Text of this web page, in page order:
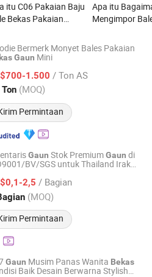
itu C06 Pakaian Baju
Bekas Pakaian
Apa itu
Mengimpor
Pakaian
Bermerk Monyet Bales Pakaian
Gaun Mini
1.500 / Ton AS
(MOQ)
Permintaan
Trade Limited Company
Harga mulai 2022
Gaun Stok PremiumGaun di
BV/SGS untuk Thailand Irak
Gaun Stok
2,5 / Bagian
(MOQ)
Permintaan
Equipment Co., Ltd.
Harga mulai 2016
Gaun Musim Panas Wanita Bekas
Baik Desain Berwarna Stylish